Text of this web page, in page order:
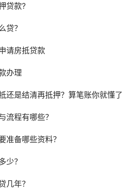
贷款?
贷？
请房抵贷款
办理
还是结清再抵押？算笔账你就懂了
流程有哪些？
准备哪些资料？
少？
几年？